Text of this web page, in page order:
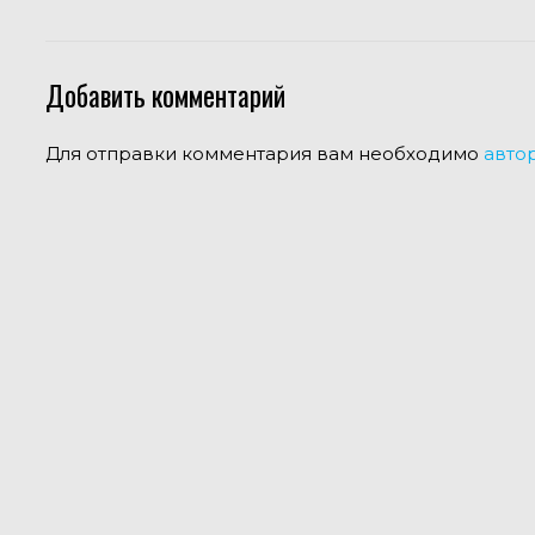
Добавить комментарий
Для отправки комментария вам необходимо